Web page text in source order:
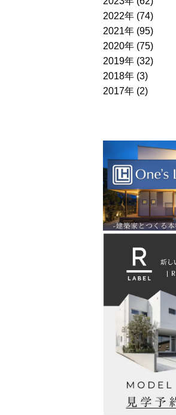
2022年 (74)
2021年 (95)
2020年 (75)
2019年 (32)
2018年 (3)
2017年 (2)